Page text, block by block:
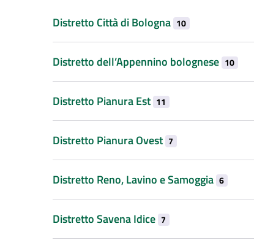
Distretto Città di Bologna 10
Distretto dell’Appennino bolognese 10
Distretto Pianura Est 11
Distretto Pianura Ovest 7
Distretto Reno, Lavino e Samoggia 6
Distretto Savena Idice 7